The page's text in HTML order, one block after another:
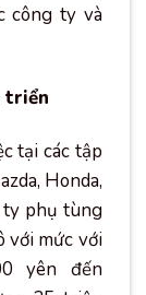
công ty và
triển
tại các tập
Honda,
ty phụ tùng
với mức với
yên đến